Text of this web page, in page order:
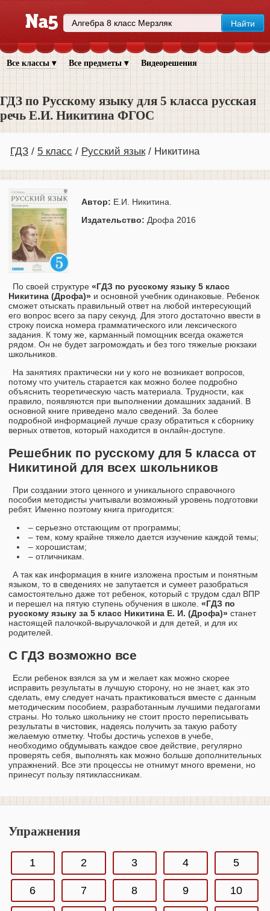
Все классы ▾ Все предметы ▾ Видеорешения
ГДЗ по Русскому языку для 5 класса русская
речь Е.И. Никитина ФГОС
ГДЗ 5 класс Русский язык Никитина
Автор: Е.И. Никитина.
Издательство: Дрофа 2016
По своей структуре «ГДЗ по русскому языку 5 класс
Никитина (Дрофа)» и основной учебник одинаковые. Ребенок
сможет отыскать правильный ответ на любой интересующий
его вопрос всего за пару секунд. Для этого достаточно ввести в
строку поиска номера грамматического или лексического
задания. К тому же, карманный помощник всегда окажется
рядом. Он не будет загромождать и без того тяжелые рюкзаки
школьников.
На занятиях практически ни у кого не возникает вопросов,
потому что учитель старается как можно более подробно
объяснить теоретическую часть материала. Трудности, как
правило, появляются при выполнении домашних заданий. В
основной книге приведено мало сведений. За более
подробной информацией лучше сразу обратиться к сборнику
верных ответов, который находится в онлайн-доступе.
Решебник по русскому для 5 класса от
Никитиной для всех школьников
При создании этого ценного и уникального справочного
пособия методисты учитывали возможный уровень подготовки
ребят. Именно поэтому книга пригодится:
– серьезно отстающим от программы;
– тем, кому крайне тяжело дается изучение каждой темы;
– хорошистам;
– отличникам.
А так как информация в книге изложена простым и понятным
языком, то в сведениях не запутается и сумеет разобраться
самостоятельно даже тот ребенок, который с трудом сдал ВПР
и перешел на пятую ступень обучения в школе. «ГДЗ по
русскому языку за 5 класс Никитина Е. И. (Дрофа)» станет
настоящей палочкой-выручалочкой и для детей, и для их
родителей.
С ГДЗ возможно все
Если ребенок взялся за ум и желает как можно скорее
исправить результаты в лучшую сторону, но не знает, как это
сделать, ему следует начать практиковаться вместе с данным
методическим пособием, разработанным лучшими педагогами
страны. Но только школьнику не стоит просто переписывать
результаты в чистовик, надеясь получить за такую работу
желаемую отметку. Чтобы достичь успехов в учебе,
необходимо обдумывать каждое свое действие, регулярно
проверять себя, выполнять как можно больше дополнительных
упражнений. Все эти процессы не отнимут много времени, но
принесут пользу пятиклассникам.
Упражнения
1 2 3 4 5
6 7 8 9 10